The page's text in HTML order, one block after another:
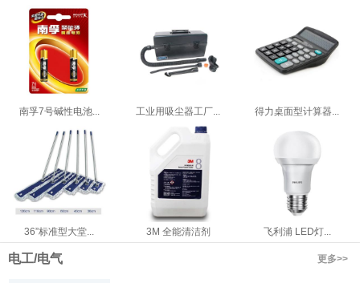
南孚7号碱性电池... 工业用吸尘器工厂... 得力桌面型计算器...
36”标准型大堂... 3M 全能清洁剂 飞利浦 LED灯...
电工/电气 更多>>